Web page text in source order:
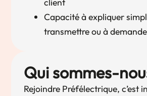
Capacité à expliquer
transmettre ou à
Qui sommes-
Rejoindre Préfélectrique, c’est